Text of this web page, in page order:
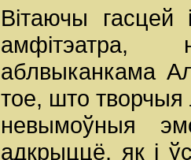
Вітаючы гасцей
амфітэатра,
аблвыканкама
тое, што творчыя
невымоўныя
адкрыццё, як і